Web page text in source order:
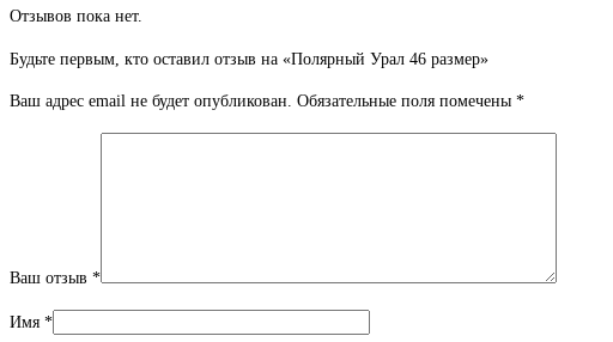
Отзывов пока нет.
Будьте первым, кто оставил отзыв на «Полярный Урал 46 размер»
Ваш адрес email не будет опубликован. Обязательные поля помечены *
Ваш отзыв *
Имя *